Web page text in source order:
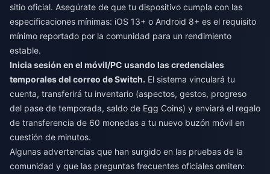
sitio oficial. Asegúrate de que tu dispositivo cumpla con las
especificaciones mínimas: iOS 13+ o Android 8+ es el requisito
mínimo reportado por la comunidad para un rendimiento
estable.
Inicia sesión en el móvil/PC usando las credenciales
temporales del correo de Switch. El sistema vinculará tu
cuenta, transferirá tu inventario (aspectos, gestos, progreso
del pase de temporada, saldo de Egg Coins) y enviará el regalo
de transferencia de 60 monedas a tu nuevo buzón móvil en
cuestión de minutos.
Algunas advertencias que han surgido en las pruebas de la
comunidad y que las preguntas frecuentes oficiales omiten: